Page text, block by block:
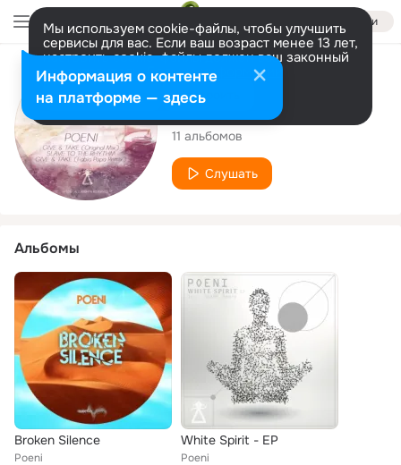
Войти
Мы используем cookie-файлы, чтобы улучшить
сервисы для вас. Если ваш возраст менее 13 лет,
настроить cookie-файлы должен ваш законный
представитель. Больше информации
Разрешить все Настроить
Исполнитель
Poeni
11 альбомов
Слушать
Альбомы
Broken Silence
Poeni
White Spirit - EP
Poeni
Информация о контенте
на платформе — здесь